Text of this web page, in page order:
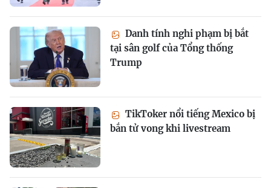
Danh tính nghi phạm bị bắt
tại sân golf của Tổng thống
Trump
TikToker nổi tiếng Mexico bị
bắn tử vong khi livestream